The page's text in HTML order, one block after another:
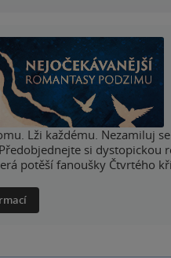
Lži každému. Nezamiluj
si dystopickou
potěší fanoušky Čtvrtého